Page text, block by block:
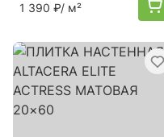
1 390 ₽/ м²